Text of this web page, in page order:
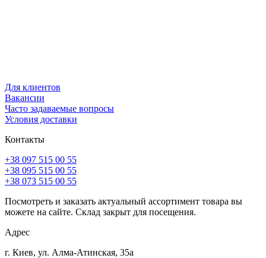
Для клиентов
Вакансии
Часто задаваемые вопросы
Условия доставки
Контакты
+38 097 515 00 55
+38 095 515 00 55
+38 073 515 00 55
Посмотреть и заказать актуальный ассортимент товара вы
можете на сайте. Склад закрыт для посещения.
Адрес
г. Киев, ул. Алма-Атинская, 35а